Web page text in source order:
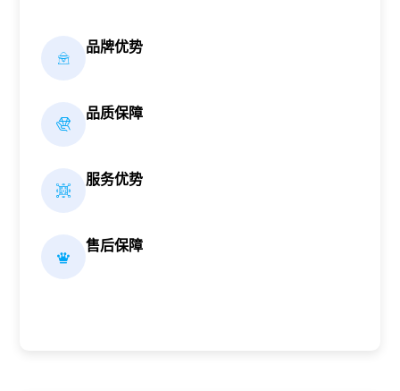
品牌优势
品质保障
服务优势
售后保障